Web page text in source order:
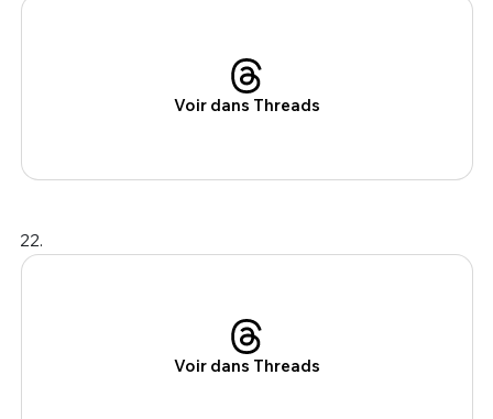
Voir dans Threads
22.
Voir dans Threads